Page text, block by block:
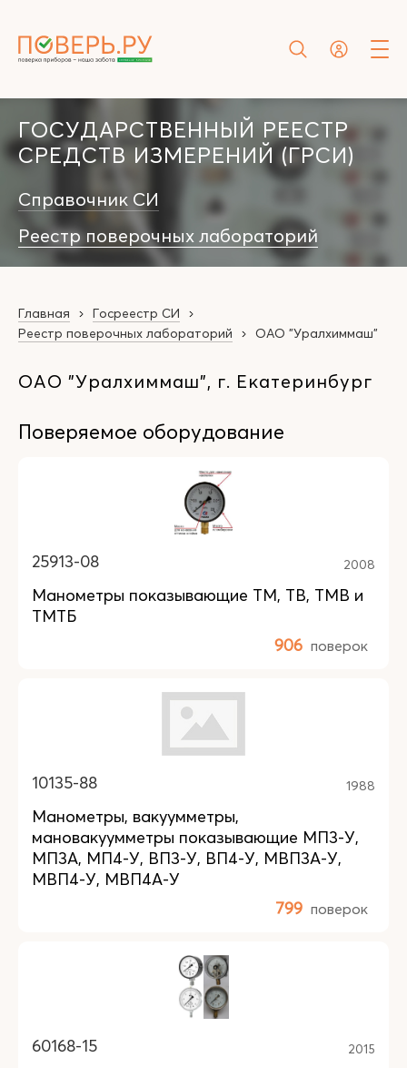
ГОСУДАРСТВЕННЫЙ РЕЕСТР
СРЕДСТВ ИЗМЕРЕНИЙ (ГРСИ)
Справочник СИ
Реестр поверочных лабораторий
Главная
Госреестр СИ
Реестр поверочных лабораторий
ОАО "Уралхиммаш"
ОАО "Уралхиммаш", г. Екатеринбург
Поверяемое оборудование
25913-08 2008
Манометры показывающие ТМ, ТВ, ТМВ и
ТМТБ
906 поверок
10135-88 1988
Манометры, вакуумметры,
мановакуумметры показывающие МП3-У,
МП3А, МП4-У, ВП3-У, ВП4-У, МВП3А-У,
МВП4-У, МВП4А-У
799 поверок
60168-15 2015